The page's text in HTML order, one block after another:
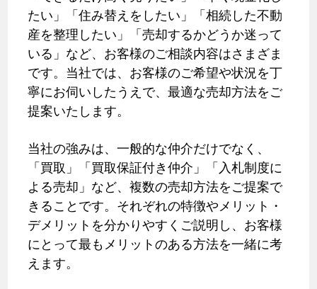
たい」「住み替えをしたい」「相続した不動
産を整理したい」「売却するかどうか迷って
いる」など、お客様のご相談内容はさまざま
です。当社では、お客様のご希望や状況を丁
寧にお伺いしたうえで、最適な売却方法をご
提案いたします。
当社の強みは、一般的な仲介だけでなく、
「買取」「買取保証付き仲介」「入札制度に
よる売却」など、複数の売却方法をご提案で
きることです。それぞれの特徴やメリット・
デメリットを分かりやすくご説明し、お客様
にとって最もメリットのある方法を一緒に考
えます。